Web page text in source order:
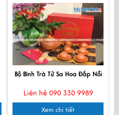
Bộ Bình Trà Tử Sa Hoa Đắp Nổi
Liên hệ 090 330 9989
Xem chi tiết